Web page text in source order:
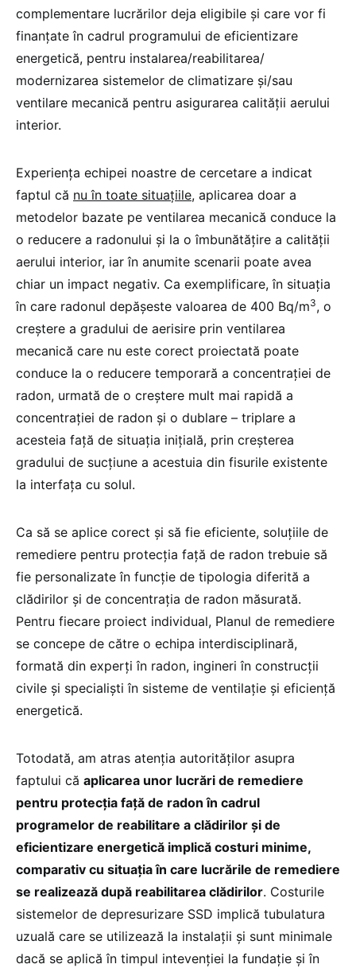
complementare lucrărilor deja eligibile şi care vor fi
finanţate în cadrul programului de eficientizare
energetică, pentru instalarea/reabilitarea/
modernizarea sistemelor de climatizare și/sau
ventilare mecanică pentru asigurarea calității aerului
interior.
Experienţa echipei noastre de cercetare a indicat
faptul că nu în toate situaţiile, aplicarea doar a
metodelor bazate pe ventilarea mecanică conduce la
o reducere a radonului şi la o îmbunătăţire a calităţii
aerului interior, iar în anumite scenarii poate avea
chiar un impact negativ. Ca exemplificare, în situaţia
în care radonul depăşeste valoarea de 400 Bq/m3, o
creştere a gradului de aerisire prin ventilarea
mecanică care nu este corect proiectată poate
conduce la o reducere temporară a concentraţiei de
radon, urmată de o creştere mult mai rapidă a
concentraţiei de radon şi o dublare – triplare a
acesteia faţă de situaţia iniţială, prin creşterea
gradului de sucţiune a acestuia din fisurile existente
la interfaţa cu solul.
Ca să se aplice corect şi să fie eficiente, soluţiile de
remediere pentru protecţia faţă de radon trebuie să
fie personalizate în funcţie de tipologia diferită a
clădirilor şi de concentraţia de radon măsurată.
Pentru fiecare proiect individual, Planul de remediere
se concepe de către o echipa interdisciplinară,
formată din experți în radon, ingineri în construcții
civile și specialişti în sisteme de ventilație şi eficienţă
energetică.
Totodată, am atras atenţia autorităţilor asupra
faptului că aplicarea unor lucrări de remediere
pentru protecţia faţă de radon în cadrul
programelor de reabilitare a clădirilor şi de
eficientizare energetică implică costuri minime,
comparativ cu situaţia în care lucrările de remediere
se realizează după reabilitarea clădirilor. Costurile
sistemelor de depresurizare SSD implică tubulatura
uzuală care se utilizează la instalaţii şi sunt minimale
dacă se aplică în timpul intevenţiei la fundaţie şi în